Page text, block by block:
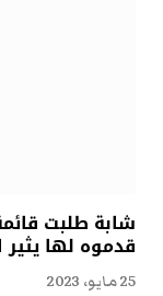
شابة طلبت
قدموه لها
25 مايو، 2023